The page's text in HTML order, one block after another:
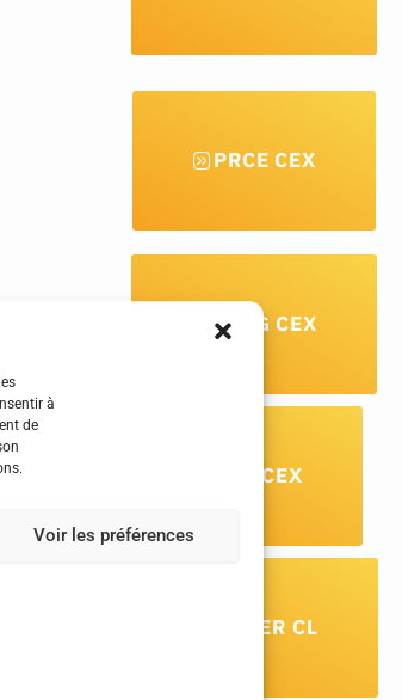
à
de
Voir les préférences
PRCE CEX
PRAG CEX
PU CEX
PU 1ER CL